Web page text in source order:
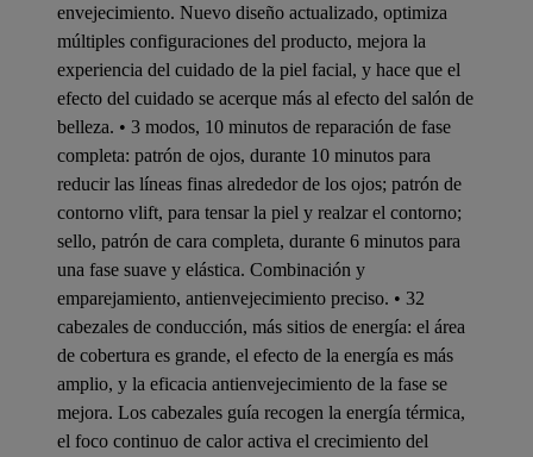
envejecimiento. Nuevo diseño actualizado, optimiza
múltiples configuraciones del producto, mejora la
experiencia del cuidado de la piel facial, y hace que el
efecto del cuidado se acerque más al efecto del salón de
belleza. • 3 modos, 10 minutos de reparación de fase
completa: patrón de ojos, durante 10 minutos para
reducir las líneas finas alrededor de los ojos; patrón de
contorno vlift, para tensar la piel y realzar el contorno;
sello, patrón de cara completa, durante 6 minutos para
una fase suave y elástica. Combinación y
emparejamiento, antienvejecimiento preciso. • 32
cabezales de conducción, más sitios de energía: el área
de cobertura es grande, el efecto de la energía es más
amplio, y la eficacia antienvejecimiento de la fase se
mejora. Los cabezales guía recogen la energía térmica,
el foco continuo de calor activa el crecimiento del